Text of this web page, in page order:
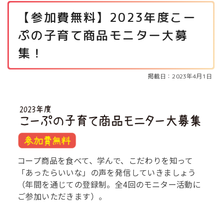
【参加費無料】2023年度こー
ぷの子育て商品モニター大募
集！
掲載日：2023年4月1日
コープ商品を食べて、学んで、こだわりを知って
「あったらいいな」の声を発信していきましょう
（年間を通じての登録制。全4回のモニター活動に
ご参加いただきます）。